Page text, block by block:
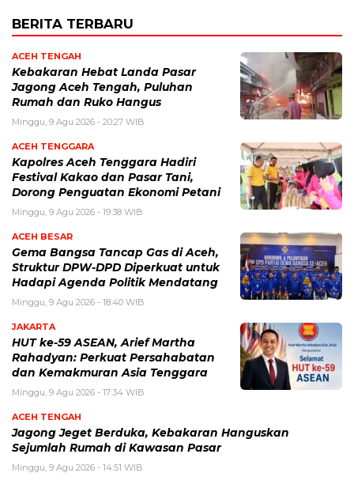
BERITA TERBARU
ACEH TENGAH
Kebakaran Hebat Landa Pasar
Jagong Aceh Tengah, Puluhan
Rumah dan Ruko Hangus
Minggu, 9 Agu 2026 - 20:27 WIB
ACEH TENGGARA
Kapolres Aceh Tenggara Hadiri
Festival Kakao dan Pasar Tani,
Dorong Penguatan Ekonomi Petani
Minggu, 9 Agu 2026 - 19:38 WIB
ACEH BESAR
Gema Bangsa Tancap Gas di Aceh,
Struktur DPW-DPD Diperkuat untuk
Hadapi Agenda Politik Mendatang
Minggu, 9 Agu 2026 - 18:40 WIB
JAKARTA
HUT ke-59 ASEAN, Arief Martha
Rahadyan: Perkuat Persahabatan
dan Kemakmuran Asia Tenggara
Minggu, 9 Agu 2026 - 17:34 WIB
ACEH TENGAH
Jagong Jeget Berduka, Kebakaran Hanguskan
Sejumlah Rumah di Kawasan Pasar
Minggu, 9 Agu 2026 - 14:51 WIB